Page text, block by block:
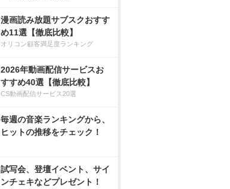
漫画読み放題サブスクおすす
め11選【徹底比較】
オリコン顧客満足度ランキング
2026年動画配信サービスお
すすめ40選【徹底比較】
CS動画配信サービス20選
毎週の音楽ランキングから、
ヒットの推移をチェック！
試写会、登壇イベント、サイ
ンチェキなどプレゼント！